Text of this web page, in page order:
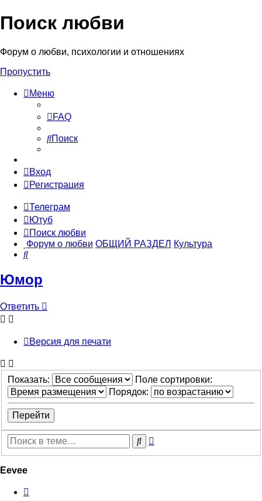
Поиск любви
Форум о любви, психологии и отношениях
Пропустить
Меню
FAQ
Поиск
Вход
Регистрация
Телеграм
Ютуб
Поиск любви
Форум о любви ОБЩИЙ РАЗДЕЛ Культура
Поиск
Юмор
Ответить
Версия для печати
Показать:
Поле сортировки:
Порядок:
Поиск
Eevee